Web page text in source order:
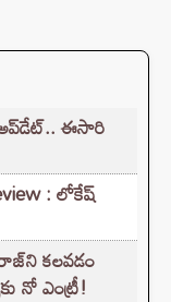
అప్‌డేట్.. ఈసారి
: లోకేష్
కలవడం
నో ఎంట్రీ!